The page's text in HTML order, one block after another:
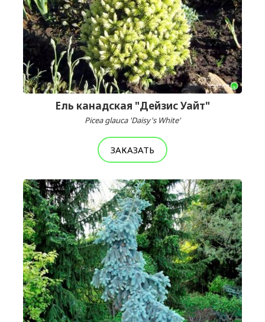
Ель канадская "Дейзис Уайт"
Picea glauca 'Daisy's White'
ЗАКАЗАТЬ